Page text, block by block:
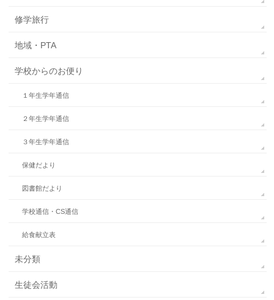
修学旅行
地域・PTA
学校からのお便り
１年生学年通信
２年生学年通信
３年生学年通信
保健だより
図書館だより
学校通信・CS通信
給食献立表
未分類
生徒会活動